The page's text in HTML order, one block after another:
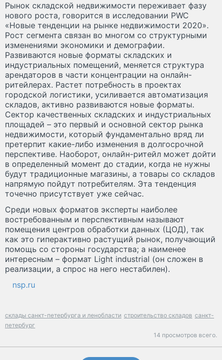
Рынок складской недвижимости переживает фазу
нового роста, говорится в исследовании PWC
«Новые тенденции на рынке недвижимости 2020».
Рост сегмента связан во многом со структурными
изменениями экономики и демографии.
Развиваются новые форматы складских и
индустриальных помещений, меняется структура
арендаторов в части концентрации на онлайн-
ритейлерах. Растет потребность в проектах
городской логистики, усиливается автоматизация
складов, активно развиваются новые форматы.
Сектор качественных складских и индустриальных
площадей – это первый и основной сектор рынка
недвижимости, который фундаментально вряд ли
претерпит какие-либо изменения в долгосрочной
перспективе. Наоборот, онлайн-ритейл может дойти
в определенный момент до стадии, когда не нужны
будут традиционные магазины, а товары со складов
напрямую пойдут потребителям. Эта тенденция
точечно присутствует уже сейчас.
Среди новых форматов эксперты наиболее
востребованным и перспективным называют
помещения центров обработки данных (ЦОД), так
как это гиперактивно растущий рынок, получающий
помощь со стороны государства; а наименее
интересным – формат Light industrial (он сложен в
реализации, а спрос на него нестабилен).
nsp.ru
склады санкт-петербурга и ленобласти строительство складов санкт-
петербург
14 просмотров всего.